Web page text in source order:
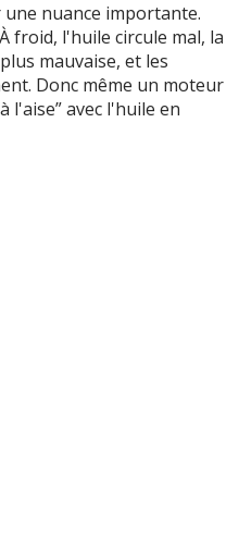
nuance importante.
froid, l'huile circule mal, la
mauvaise, et les
Donc même un moteur
l'aise” avec l'huile en